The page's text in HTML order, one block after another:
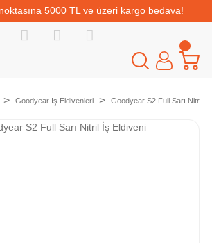
5000 TL ve üzeri kargo bedava!
Goodyear İş Eldivenleri Goodyear S2 Full Sarı Nitril